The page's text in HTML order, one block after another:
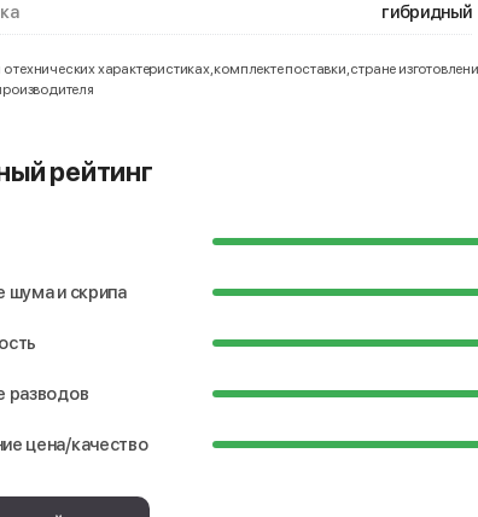
гибридный
характеристиках, комплекте поставки, стране
рейтинг
шума и скрипа
разводов
цена/качество